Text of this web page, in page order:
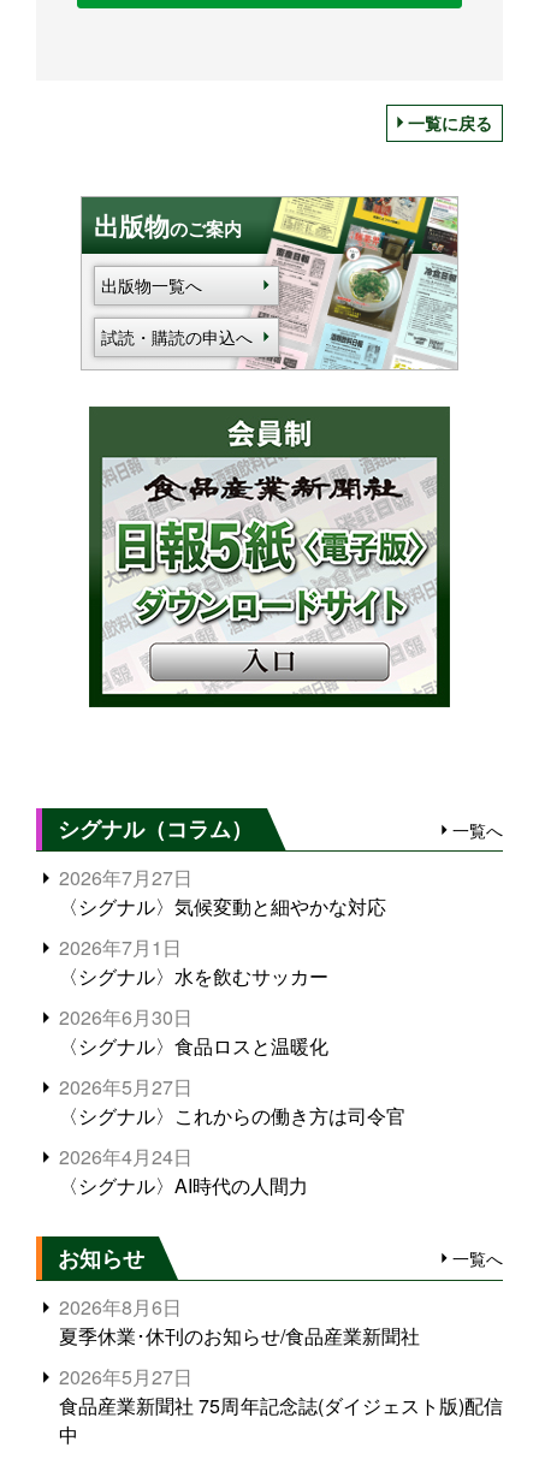
一覧に戻る
出版物のご案内
出版物一覧へ
試読・購読の申込へ
シグナル（コラム） 一覧へ
2026年7月27日
〈シグナル〉気候変動と細やかな対応
2026年7月1日
〈シグナル〉水を飲むサッカー
2026年6月30日
〈シグナル〉食品ロスと温暖化
2026年5月27日
〈シグナル〉これからの働き方は司令官
2026年4月24日
〈シグナル〉AI時代の人間力
お知らせ 一覧へ
2026年8月6日
夏季休業･休刊のお知らせ/食品産業新聞社
2026年5月27日
食品産業新聞社 75周年記念誌(ダイジェスト版)配信
中